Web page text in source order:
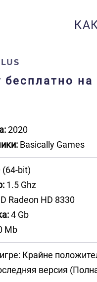
бесплатно
2020
Basically Games
(64-bit)
1.5 Ghz
Radeon HD 8330
4 Gb
Mb
Крайне
версия